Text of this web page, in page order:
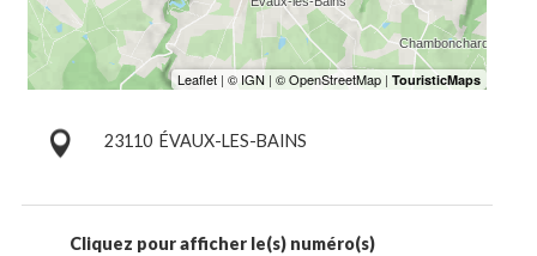
23110 ÉVAUX-LES-BAINS
Cliquez pour afficher le(s) numéro(s)